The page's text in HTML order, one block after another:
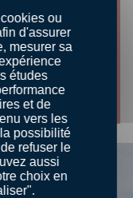
ou
d'assurer
mesurer sa
études
et de
vers les
possibilité
refuser le
aussi
choix en